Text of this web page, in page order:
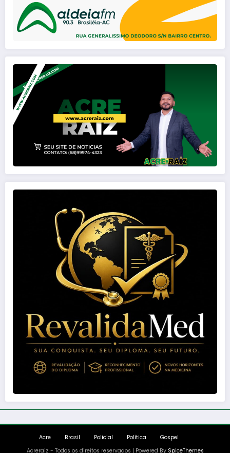
Acre Brasil Policial Política
Gospel
Acreraiz - Todos os direitos reservados | Powered By SpiceThemes